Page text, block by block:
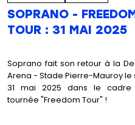
SOPRANO -
TOUR : 31 MAI 2025
Soprano fait son retour à la
Arena - Stade Pierre-Mauroy le
31 mai 2025 dans le
tournée "Freedom Tour" !